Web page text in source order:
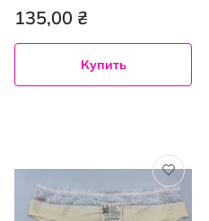
135,00 ₴
Купить